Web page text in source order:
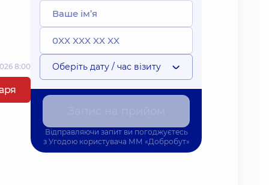
8:00 Оберіть дату / час візиту
Відправляючи запит ви погоджуєтесь
з Угодою користувача ММ «Добробут»